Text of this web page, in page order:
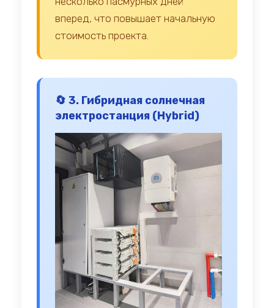
вперед, что повышает начальную
стоимость проекта.
🔄 3. Гибридная солнечная
электростанция (Hybrid)